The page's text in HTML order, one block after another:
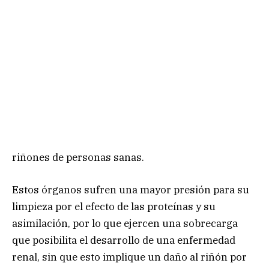
riñones de personas sanas.
Estos órganos sufren una mayor presión para su
limpieza por el efecto de las proteínas y su
asimilación, por lo que ejercen una sobrecarga
que posibilita el desarrollo de una enfermedad
renal, sin que esto implique un daño al riñón por